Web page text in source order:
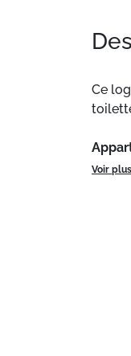
Ce
Voir plus